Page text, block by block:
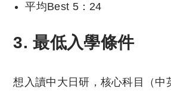
平均Best 5：24
3. 最低入學條件
想入讀中大日研，核心科目（中